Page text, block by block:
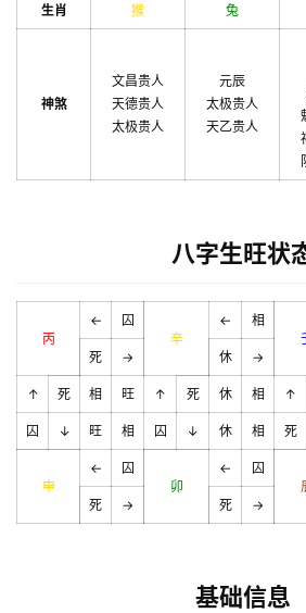
生肖 猴 兔
神煞
文昌贵人
天德贵人
太极贵人
元辰
太极贵人
天乙贵人
八字生旺状
丙
←
囚
辛
←
相
死
→ 休 →
↑ 死 相 旺 ↑ 死 休 相 ↑
囚 ↓ 旺 相 囚 ↓ 休 相 死
申
←
囚
卯
←
囚
死
→ 死 →
基础信息